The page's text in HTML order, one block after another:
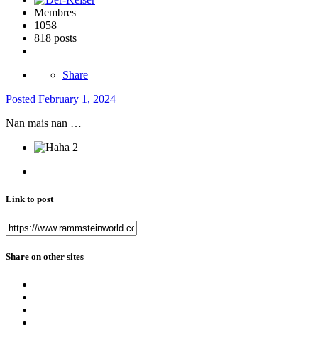
Membres
1058
818 posts
Share
Posted February 1, 2024
Nan mais nan …
2
Link to post
Share on other sites